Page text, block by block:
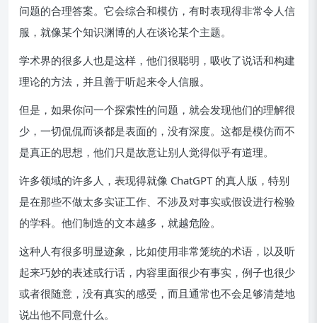
问题的合理答案。它会综合和模仿，有时表现得非常令人信
服，就像某个知识渊博的人在谈论某个主题。
学术界的很多人也是这样，他们很聪明，吸收了说话和构建
理论的方法，并且善于听起来令人信服。
但是，如果你问一个探索性的问题，就会发现他们的理解很
少，一切侃侃而谈都是表面的，没有深度。这都是模仿而不
是真正的思想，他们只是故意让别人觉得似乎有道理。
许多领域的许多人，表现得就像 ChatGPT 的真人版，特别
是在那些不做太多实证工作、不涉及对事实或假设进行检验
的学科。他们制造的文本越多，就越危险。
这种人有很多明显迹象，比如使用非常笼统的术语，以及听
起来巧妙的表述或行话，内容里面很少有事实，例子也很少
或者很随意，没有真实的感受，而且通常也不会足够清楚地
说出他不同意什么。